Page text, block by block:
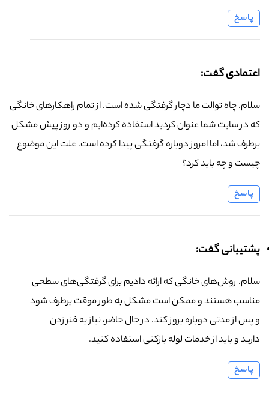
پاسخ
اعتمادی گفت:
سلام. چاه توالت ما دچار گرفتگی شده است. از تمام راهکارهای خانگی
که در سایت شما عنوان کردید استفاده کرده‌ایم و دو روز پیش مشکل
برطرف شد، اما امروز دوباره گرفتگی پیدا کرده است. علت این موضوع
چیست و چه باید کرد؟
پاسخ
پشتیبانی گفت:
سلام. روش‌های خانگی که ارائه دادیم برای گرفتگی‌های سطحی
مناسب هستند و ممکن است مشکل به طور موقت برطرف شود
و پس از مدتی دوباره بروز کند. در حال حاضر، نیاز به فنر زدن
دارید و باید از خدمات لوله بازکنی استفاده کنید.
پاسخ